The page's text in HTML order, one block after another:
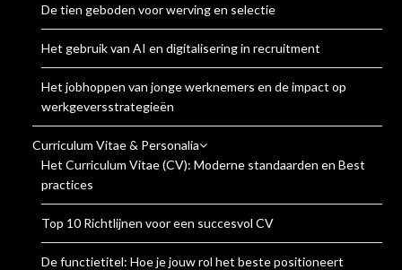
De tien geboden voor werving en selectie
Het gebruik van AI en digitalisering in recruitment
Het jobhoppen van jonge werknemers en de impact op
werkgeversstrategieën
Curriculum Vitae & Personalia
Het Curriculum Vitae (CV): Moderne standaarden en Best
practices
Top 10 Richtlijnen voor een succesvol CV
De functietitel: Hoe je jouw rol het beste positioneert